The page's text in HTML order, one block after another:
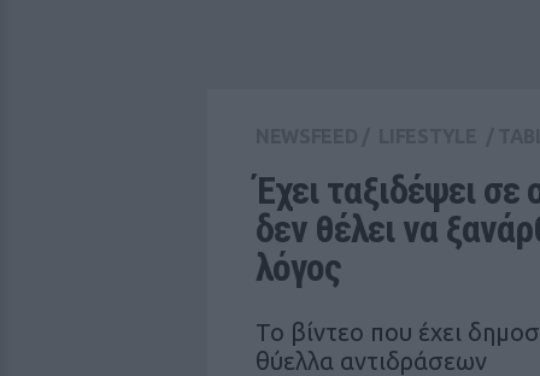
Έχει ταξιδέψει
δεν θέλει να
λόγος
Το βίντεο που έχει
θύελλα αντιδράσεων